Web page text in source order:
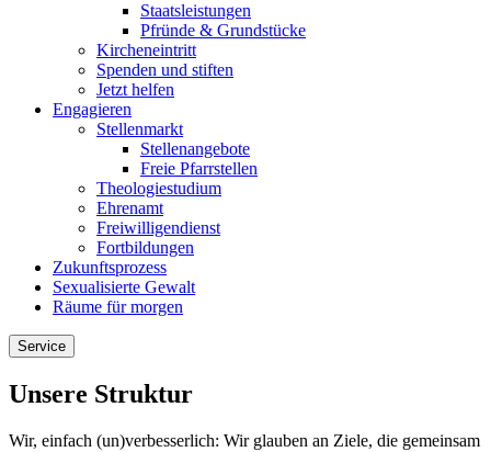
Staatsleistungen
Pfründe & Grundstücke
Kircheneintritt
Spenden und stiften
Jetzt helfen
Engagieren
Stellenmarkt
Stellenangebote
Freie Pfarrstellen
Theologiestudium
Ehrenamt
Freiwilligendienst
Fortbildungen
Zukunftsprozess
Sexualisierte Gewalt
Räume für morgen
Service
Unsere Struktur
Wir, einfach (un)verbesserlich: Wir glauben an Ziele, die gemeinsam